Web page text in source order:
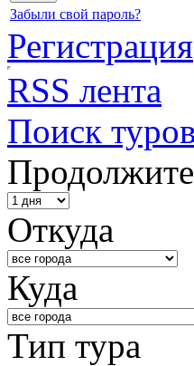
Забыли свой пароль?
Регистрация
RSS лента
Поиск туров
Откуда
Куда
Тип тура